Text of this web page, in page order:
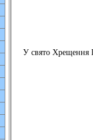
У свято Хрещення